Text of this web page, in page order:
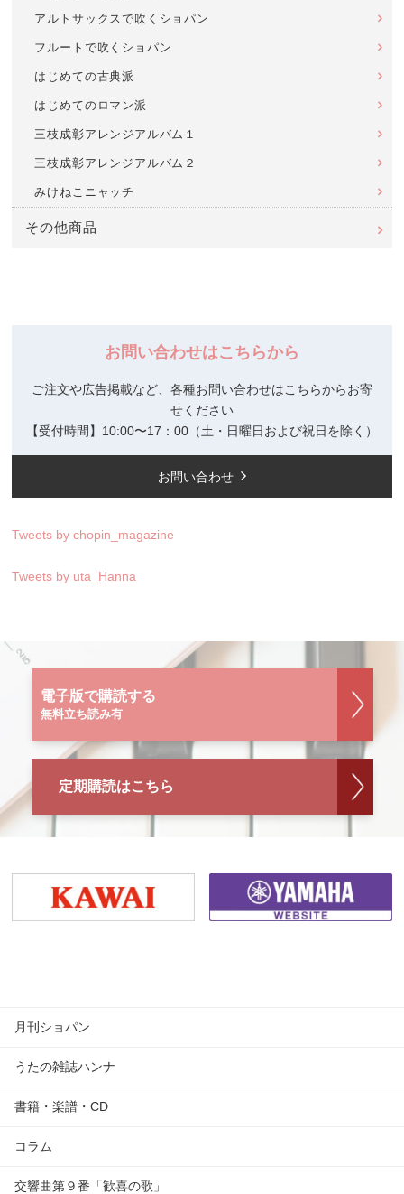
アルトサックスで吹くショパン
フルートで吹くショパン
はじめての古典派
はじめてのロマン派
三枝成彰アレンジアルバム１
三枝成彰アレンジアルバム２
みけねこニャッチ
その他商品
お問い合わせはこちらから
ご注文や広告掲載など、各種お問い合わせはこちらからお寄
せください
【受付時間】10:00〜17：00（土・日曜日および祝日を除く）
お問い合わせ
Tweets by chopin_magazine
Tweets by uta_Hanna
電子版で購読する
無料立ち読み有
定期購読はこちら
月刊ショパン
うたの雑誌ハンナ
書籍・楽譜・CD
コラム
交響曲第９番「歓喜の歌」